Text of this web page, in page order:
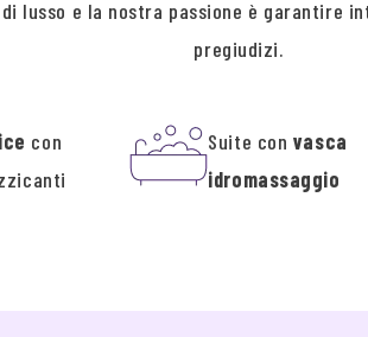
lusso e la nostra passione è garantire
pregiudizi.
con
Suite con vasca
idromassaggio